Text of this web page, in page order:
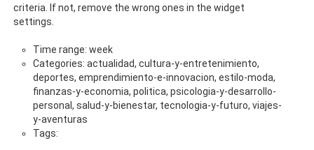
criteria. If not, remove the wrong ones in the widget
settings.
Time range: week
Categories: actualidad, cultura-y-entretenimiento,
deportes, emprendimiento-e-innovacion, estilo-moda,
finanzas-y-economia, politica, psicologia-y-desarrollo-
personal, salud-y-bienestar, tecnologia-y-futuro, viajes-
y-aventuras
Tags: